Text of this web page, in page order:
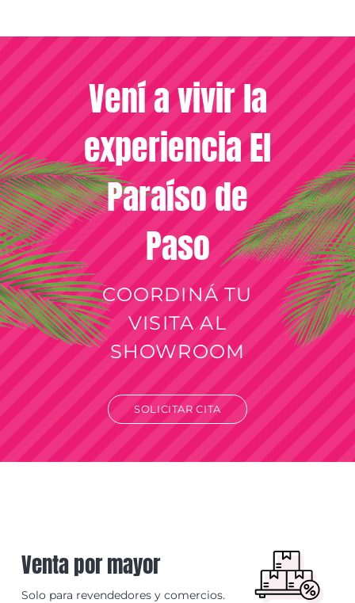
Vení a vivir la
experiencia El
Paraíso de
Paso
COORDINÁ TU
VISITA AL
SHOWROOM
SOLICITAR CITA
Venta por mayor
Solo para revendedores y comercios.